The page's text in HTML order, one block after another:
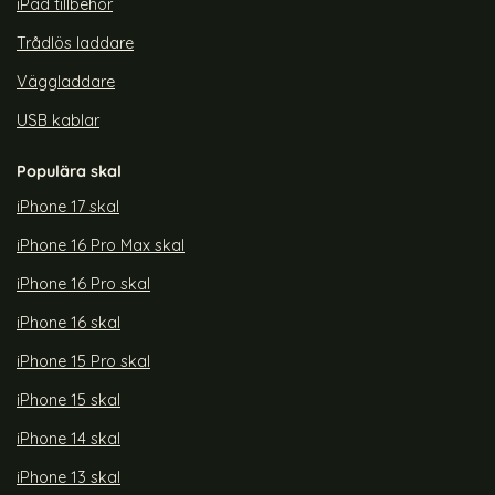
iPad tillbehör
Trådlös laddare
Väggladdare
USB kablar
Populära skal
iPhone 17 skal
iPhone 16 Pro Max skal
iPhone 16 Pro skal
iPhone 16 skal
iPhone 15 Pro skal
iPhone 15 skal
iPhone 14 skal
iPhone 13 skal